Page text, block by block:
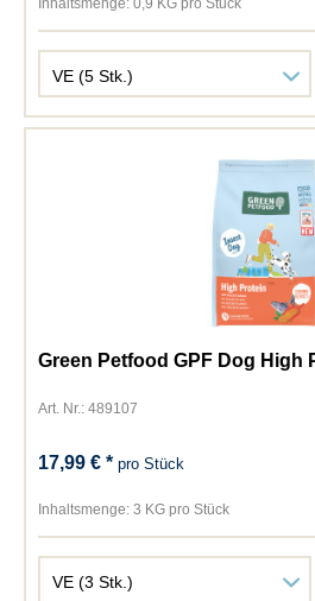
Green Petfood GPF Dog High
Art. Nr.: 489107
17,99 € *pro Stück
Inhaltsmenge: 3 KG pro Stück